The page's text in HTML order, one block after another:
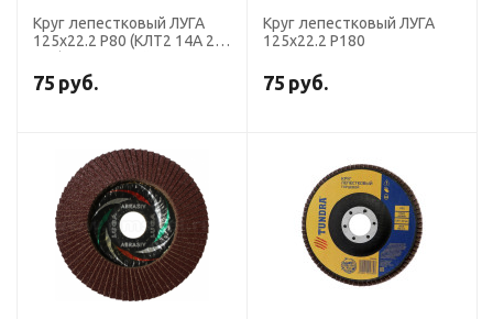
Круг лепестковый ЛУГА
125х22.2 Р80 (КЛТ2 14А 20/
75 руб.
Круг лепестковый ЛУГА
125х22.2 Р180
75 руб.